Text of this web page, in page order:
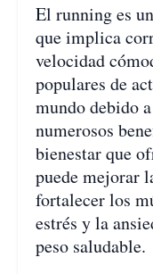
El running es
que implica
velocidad
populares de
mundo debido
numerosos
bienestar que
puede mejorar
fortalecer los
estrés y la
peso saludable.